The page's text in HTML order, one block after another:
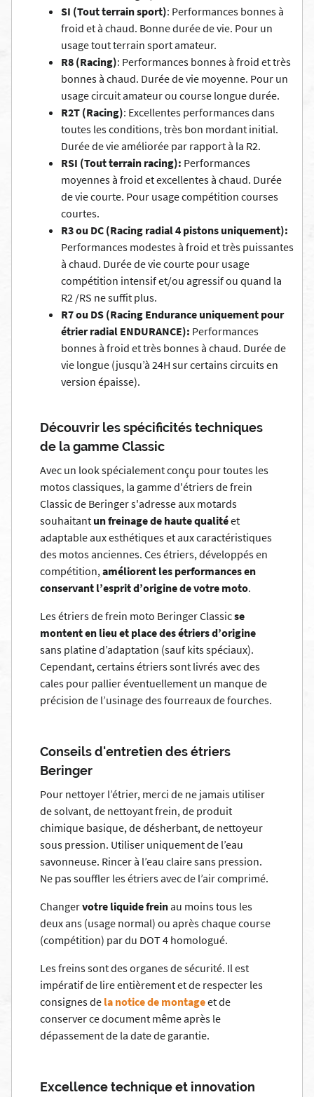
SI (Tout terrain sport): Performances bonnes à
froid et à chaud. Bonne durée de vie. Pour un
usage tout terrain sport amateur.
R8 (Racing): Performances bonnes à froid et très
bonnes à chaud. Durée de vie moyenne. Pour un
usage circuit amateur ou course longue durée.
R2T (Racing): Excellentes performances dans
toutes les conditions, très bon mordant initial.
Durée de vie améliorée par rapport à la R2.
RSI (Tout terrain racing): Performances
moyennes à froid et excellentes à chaud. Durée
de vie courte. Pour usage compétition courses
courtes.
R3 ou DC (Racing radial 4 pistons uniquement):
Performances modestes à froid et très puissantes
à chaud. Durée de vie courte pour usage
compétition intensif et/ou agressif ou quand la
R2 /RS ne suffit plus.
R7 ou DS (Racing Endurance uniquement pour
étrier radial ENDURANCE): Performances
bonnes à froid et très bonnes à chaud. Durée de
vie longue (jusqu’à 24H sur certains circuits en
version épaisse).
Découvrir les spécificités techniques
de la gamme Classic
Avec un look spécialement conçu pour toutes les
motos classiques, la gamme d'étriers de frein
Classic de Beringer s'adresse aux motards
souhaitant un freinage de haute qualitéet
adaptable aux esthétiques et aux caractéristiques
des motos anciennes. Ces étriers, développés en
compétition,améliorent les performances en
conservant l’esprit d’origine de votre moto.
Les étriers de frein moto Beringer Classicse
montent en lieu et place des étriers d’origine
sans platine d’adaptation (sauf kits spéciaux).
Cependant, certains étriers sont livrés avec des
cales pour pallier éventuellement un manque de
précision de l’usinage des fourreaux de fourches.
Conseils d'entretien des étriers
Beringer
Pour nettoyer l’étrier, merci de ne jamais utiliser
de solvant, de nettoyant frein, de produit
chimique basique, de désherbant, de nettoyeur
sous pression. Utiliser uniquement de l’eau
savonneuse. Rincer à l’eau claire sans pression.
Ne pas souffler les étriers avec de l’air comprimé.
Changervotre liquide freinau moins tous les
deux ans (usage normal) ou après chaque course
(compétition) par du DOT 4 homologué.
Les freins sont des organes de sécurité. Il est
impératif de lire entièrement et de respecter les
consignes de la notice de montageet de
conserver ce document même après le
dépassement de la date de garantie.
Excellence technique et innovation